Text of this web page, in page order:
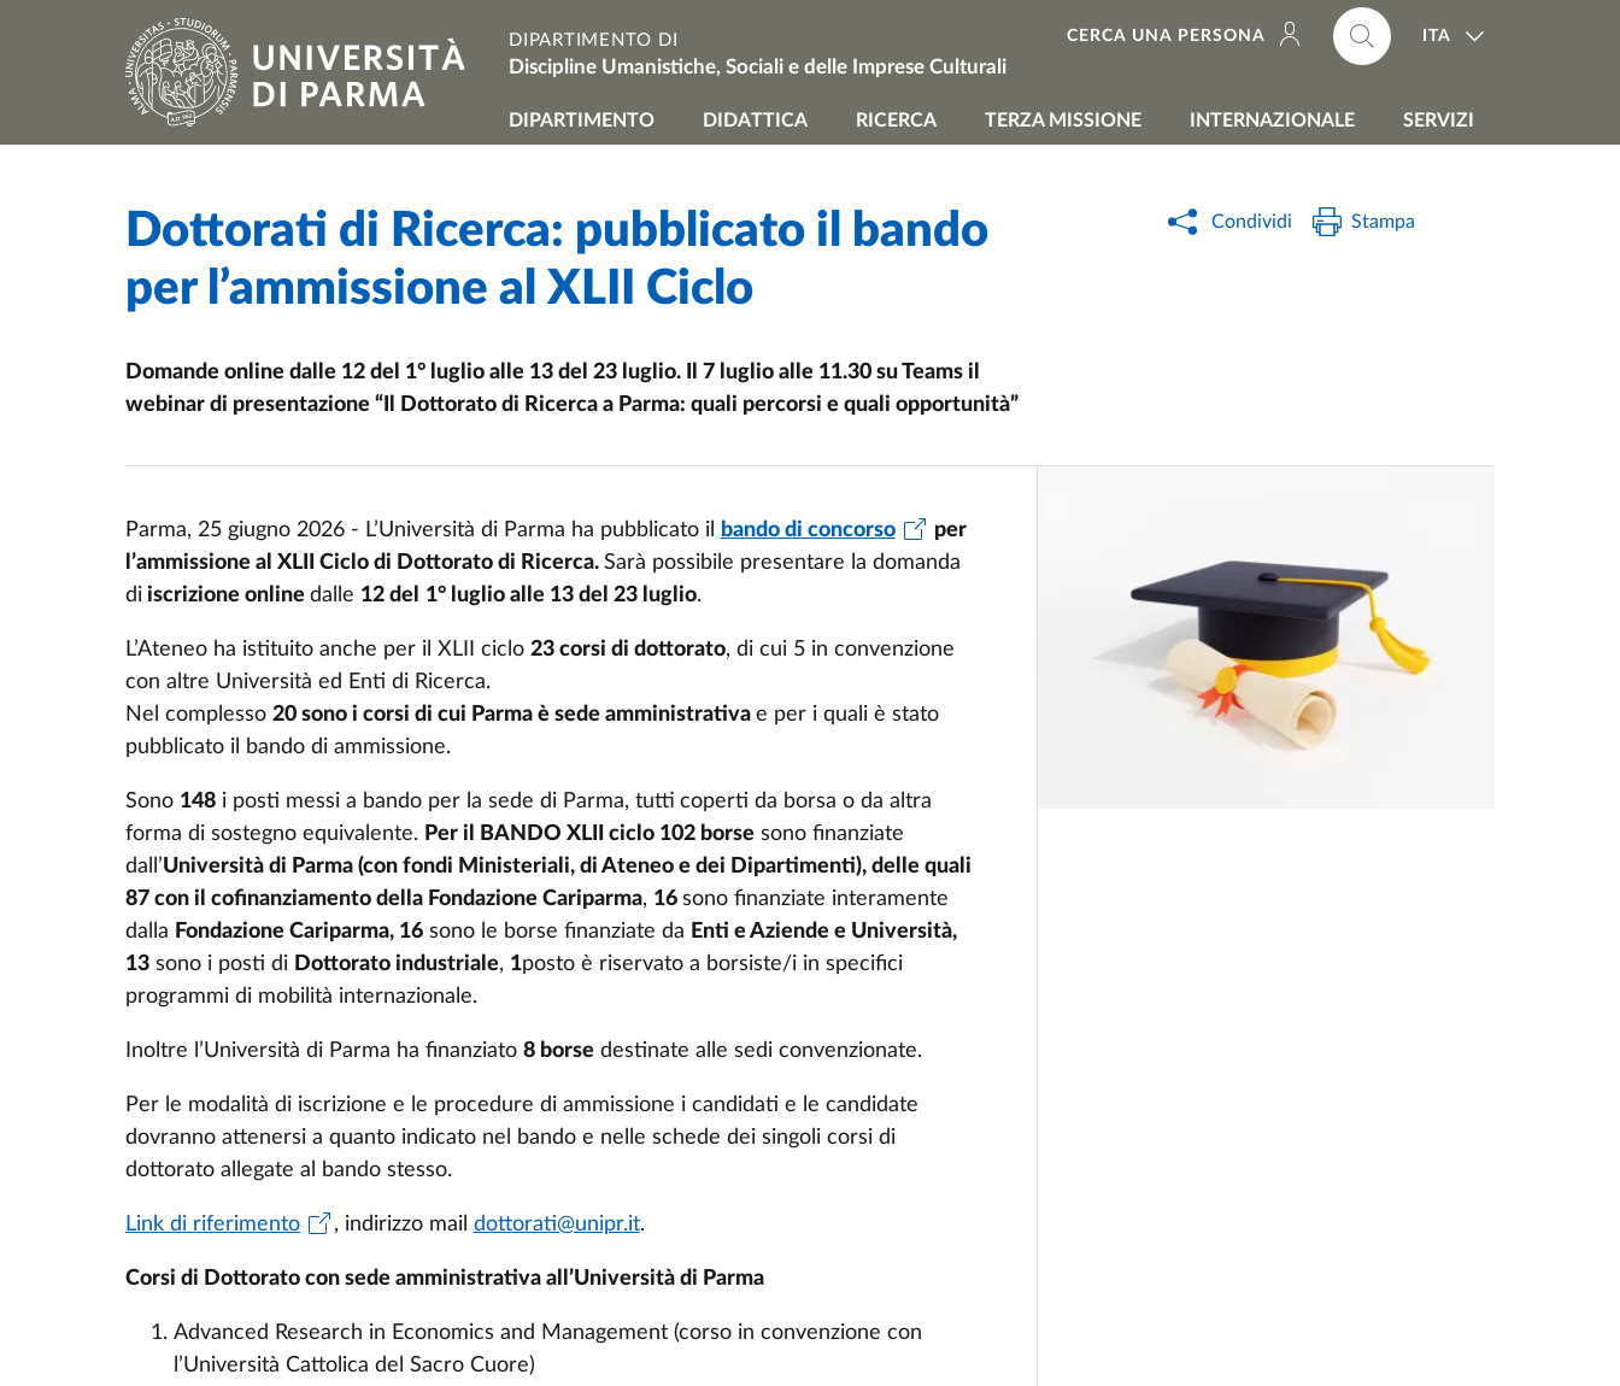
Salta al contenuto principale
DIPARTIMENTO DI
Discipline Umanistiche, Sociali e delle Imprese Culturali
CERCA UNA PERSONA ITA
Navigazione principale
DIPARTIMENTO DIDATTICA RICERCA TERZA MISSIONE INTERNAZIONALE SERVIZI
Home /
Dottorati di Ricerca: pubblicato il bando
per l’ammissione al XLII Ciclo
Domande online dalle 12 del 1° luglio alle 13 del 23 luglio. Il 7 luglio alle 11.30 su Teams il
webinar di presentazione “Il Dottorato di Ricerca a Parma: quali percorsi e quali opportunità”
Condividi Stampa
Parma, 25 giugno 2026 - L’Università di Parma ha pubblicato il bando di concorso
per
l’ammissione al XLII Ciclo di Dottorato di Ricerca.Sarà possibile presentare la domanda
di iscrizione onlinedalle 12 del 1° luglio alle 13 del 23 luglio.
L’Ateneo ha istituito anche per il XLII ciclo23 corsi di dottorato, di cui 5 in convenzione
con altre Università ed Enti di Ricerca.
Nel complesso20 sono i corsi di cui Parma è sede amministrativae per i quali è stato
pubblicato il bando di ammissione.
Sono 148 i posti messi a bando per la sede di Parma, tutti coperti da borsa o da altra
forma di sostegno equivalente. Per il BANDO XLII ciclo 102 borse sono finanziate
dall’Università di Parma (con fondi Ministeriali, di Ateneo e dei Dipartimenti), delle quali
87 con il cofinanziamento della Fondazione Cariparma, 16sono finanziate interamente
dalla Fondazione Cariparma, 16 sono le borse finanziate da Enti e Aziende e Università,
13 sono i posti di Dottorato industriale, 1posto è riservato a borsiste/i in specifici
programmi di mobilità internazionale.
Inoltre l’Università di Parma ha finanziato8 borse destinate alle sedi convenzionate.
Per le modalità di iscrizione e le procedure di ammissione i candidati e le candidate
dovranno attenersi a quanto indicato nel bando e nelle schede dei singoli corsi di
dottorato allegate al bando stesso.
Link di riferimento , indirizzo mail dottorati@unipr.it.
Corsi di Dottorato con sede amministrativa all’Università di Parma
Advanced Research in Economics and Management (corso in convenzione con
l’Università Cattolica del Sacro Cuore)